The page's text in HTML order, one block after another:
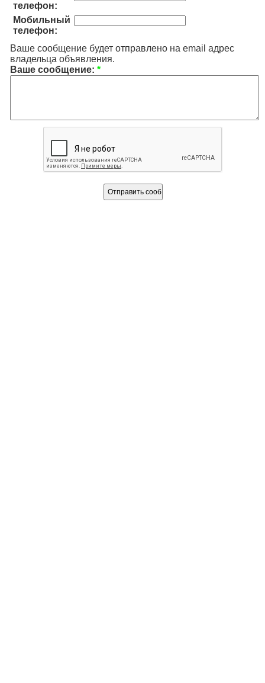
телефон:
Мобильный
телефон:
Ваше сообщение будет отправлено на email адрес
владельца объявления.
Ваше сообщение: *